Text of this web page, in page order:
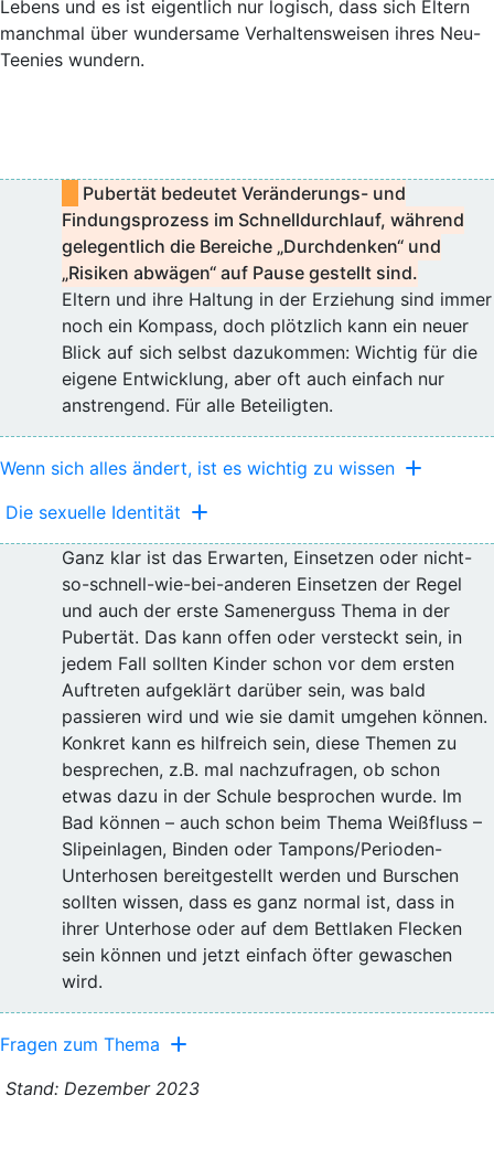
Lebens und es ist eigentlich nur logisch, dass sich Eltern
manchmal über wundersame Verhaltensweisen ihres Neu-
Teenies wundern.
Pubertät bedeutet Veränderungs- und
Findungsprozess im Schnelldurchlauf, während
gelegentlich die Bereiche „Durchdenken“ und
„Risiken abwägen“ auf Pause gestellt sind.
Eltern und ihre Haltung in der Erziehung sind immer
noch ein Kompass, doch plötzlich kann ein neuer
Blick auf sich selbst dazukommen: Wichtig für die
eigene Entwicklung, aber oft auch einfach nur
anstrengend. Für alle Beteiligten.
Wenn sich alles ändert, ist es wichtig zu wissen
Die sexuelle Identität
Ganz klar ist das Erwarten, Einsetzen oder nicht-
so-schnell-wie-bei-anderen Einsetzen der Regel
und auch der erste Samenerguss Thema in der
Pubertät. Das kann offen oder versteckt sein, in
jedem Fall sollten Kinder schon vor dem ersten
Auftreten aufgeklärt darüber sein, was bald
passieren wird und wie sie damit umgehen können.
Konkret kann es hilfreich sein, diese Themen zu
besprechen, z.B. mal nachzufragen, ob schon
etwas dazu in der Schule besprochen wurde. Im
Bad können – auch schon beim Thema Weißfluss –
Slipeinlagen, Binden oder Tampons/Perioden-
Unterhosen bereitgestellt werden und Burschen
sollten wissen, dass es ganz normal ist, dass in
ihrer Unterhose oder auf dem Bettlaken Flecken
sein können und jetzt einfach öfter gewaschen
wird.
Fragen zum Thema
Stand: Dezember 2023